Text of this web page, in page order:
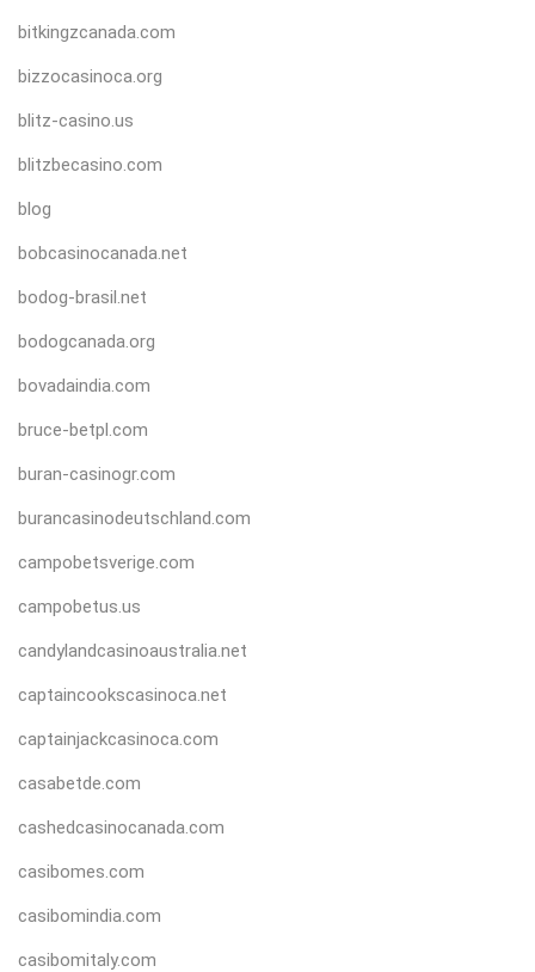
bitkingzcanada.com
bizzocasinoca.org
blitz-casino.us
blitzbecasino.com
blog
bobcasinocanada.net
bodog-brasil.net
bodogcanada.org
bovadaindia.com
bruce-betpl.com
buran-casinogr.com
burancasinodeutschland.com
campobetsverige.com
campobetus.us
candylandcasinoaustralia.net
captaincookscasinoca.net
captainjackcasinoca.com
casabetde.com
cashedcasinocanada.com
casibomes.com
casibomindia.com
casibomitaly.com